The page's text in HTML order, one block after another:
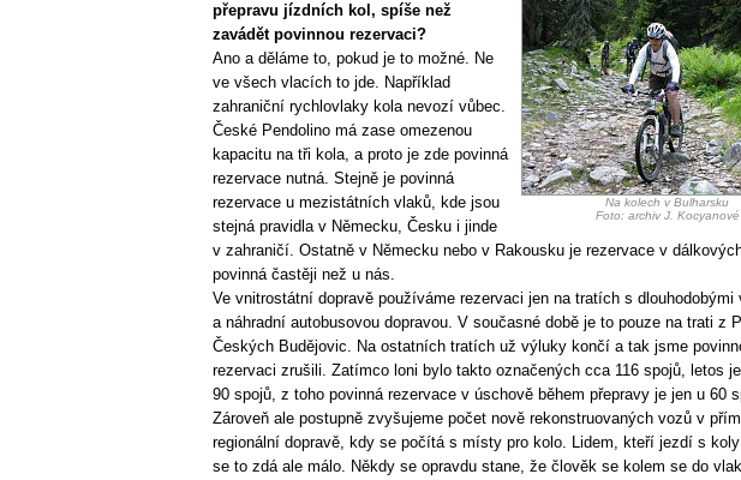
Na kolech v Bulharsku
Foto: archiv J. Kocyanové
přepravu jízdních kol, spíše než
zavádět povinnou rezervaci?
Ano a děláme to, pokud je to možné. Ne
ve všech vlacích to jde. Například
zahraniční rychlovlaky kola nevozí vůbec.
České Pendolino má zase omezenou
kapacitu na tři kola, a proto je zde povinná
rezervace nutná. Stejně je povinná
rezervace u mezistátních vlaků, kde jsou
stejná pravidla v Německu, Česku i jinde
v zahraničí. Ostatně v Německu nebo v Rakousku je rezervace v
povinná častěji než u nás.
Ve vnitrostátní dopravě používáme rezervaci jen na tratích s dlouhodobými
a náhradní autobusovou dopravou. V současné době je to pouze na trati z
Českých Budějovic. Na ostatních tratích už výluky končí a tak jsme
rezervaci zrušili. Zatímco loni bylo takto označených cca 116 spojů, letos
90 spojů, z toho povinná rezervace v úschově během přepravy je jen u 60
Zároveň ale postupně zvyšujeme počet nově rekonstruovaných vozů v
regionální dopravě, kdy se počítá s místy pro kolo. Lidem, kteří jezdí s
se to zdá ale málo. Někdy se opravdu stane, že člověk se kolem se do